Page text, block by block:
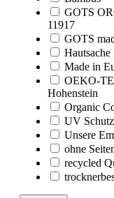
GOTS
11917
GOTS
Made in
OEKO-
Hohenstein
Organic
UV
Unsere
ohne
recycled